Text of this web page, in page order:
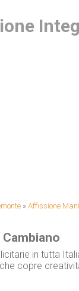
» Affissione
in tutta
copre